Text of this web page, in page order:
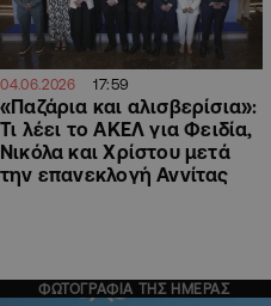
04.06.2026 17:59
«Παζάρια και αλισβερίσια»:
Τι λέει το ΑΚΕΛ για Φειδία,
Νικόλα και Χρίστου μετά
την επανεκλογή Αννίτας
ΦΩΤΟΓΡΑΦΙΑ ΤΗΣ ΗΜΕΡΑΣ